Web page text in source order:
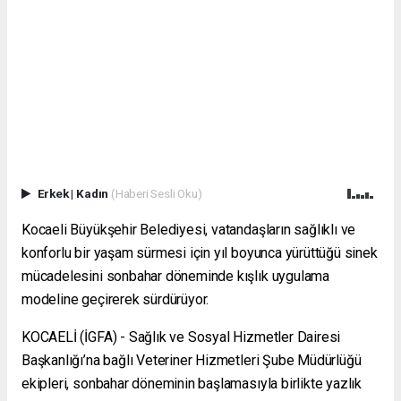
Erkek| Kadın (Haberi Sesli Oku)
Kocaeli Büyükşehir Belediyesi, vatandaşların sağlıklı ve
konforlu bir yaşam sürmesi için yıl boyunca yürüttüğü sinek
mücadelesini sonbahar döneminde kışlık uygulama
modeline geçirerek sürdürüyor.
KOCAELİ (İGFA) - Sağlık ve Sosyal Hizmetler Dairesi
Başkanlığı’na bağlı Veteriner Hizmetleri Şube Müdürlüğü
ekipleri, sonbahar döneminin başlamasıyla birlikte yazlık